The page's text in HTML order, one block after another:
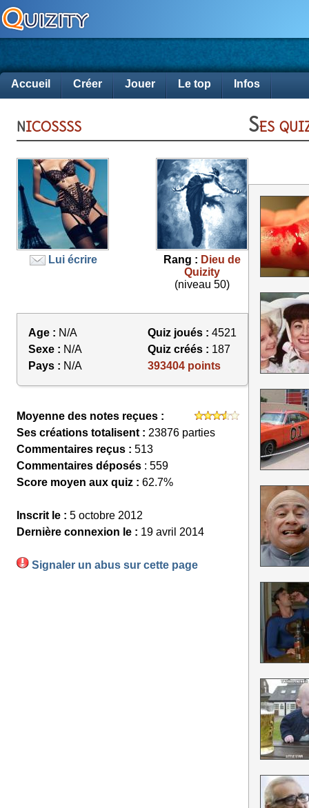
Accueil Créer Jouer Le top Infos
nicossss
Lui écrire Rang : Dieu de
Quizity
(niveau 50)
Age : N/A
Sexe : N/A
Pays : N/A
Quiz joués : 4521
Quiz créés : 187
393404 points
Moyenne des notes reçues :
Ses créations totalisent : 23876 parties
Commentaires reçus : 513
Commentaires déposés : 559
Score moyen aux quiz : 62.7%
Inscrit le : 5 octobre 2012
Dernière connexion le : 19 avril 2014
Signaler un abus sur cette page
Ses